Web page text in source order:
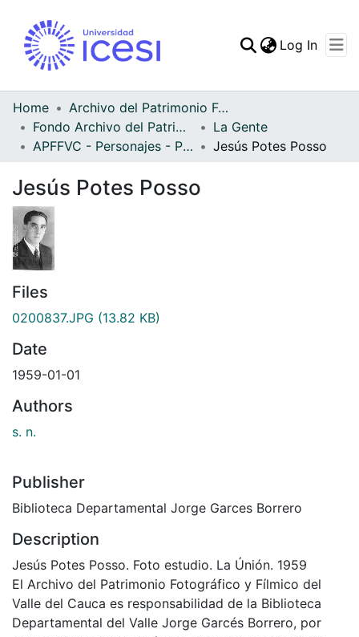
Statistics
Log In
Home
Archivo del Patrimonio Fotográfico y Fílmico del Valle del Cauca
Fondo Archivo del Patrimonio Fotográfico y Fílmico del Valle del Cauca
La Gente
APFFVC - Personajes - Patrimonial
Jesús Potes Posso
Jesús Potes Posso
Files
0200837.JPG (13.82 KB)
Date
1959-01-01
Authors
s. n.
Publisher
Biblioteca Departamental Jorge Garces Borrero
Description
Jesús Potes Posso. Foto estudio. La Únión. 1959
El Archivo del Patrimonio Fotográfico y Fílmico del
Valle del Cauca es responsabilidad de la Biblioteca
Departamental del Valle Jorge Garcés Borrero, por